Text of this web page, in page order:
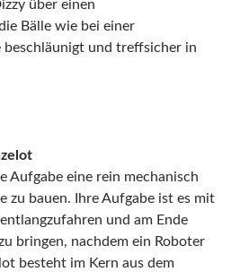
über einen
Bälle wie bei einer
beschläunigt und treffsicher in
Aufgabe eine rein mechanisch
zu bauen. Ihre Aufgabe ist es mit
und am Ende
bringen, nachdem ein Roboter
besteht im Kern aus dem